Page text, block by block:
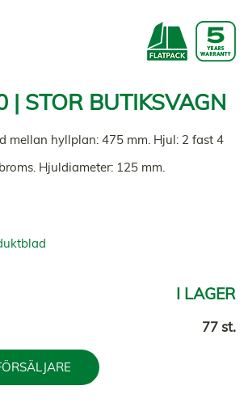
| STOR BUTIKSVAGN
mellan hyllplan: 475 mm. Hjul: 2 fast 4
Hjuldiameter: 125 mm.
I LAGER
77 st.